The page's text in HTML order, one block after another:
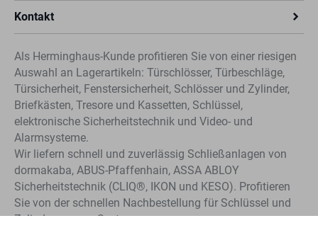
Kontakt
Als Herminghaus-Kunde profitieren Sie von einer riesigen
Auswahl an Lagerartikeln: Türschlösser, Türbeschläge,
Türsicherheit, Fenstersicherheit, Schlösser und Zylinder,
Briefkästen, Tresore und Kassetten, Schlüssel,
elektronische Sicherheitstechnik und Video- und
Alarmsysteme.
Wir liefern schnell und zuverlässig Schließanlagen von
dormakaba, ABUS-Pfaffenhain, ASSA ABLOY
Sicherheitstechnik (CLIQ®, IKON und KESO). Profitieren
Sie von der schnellen Nachbestellung für Schlüssel und
Zylinder unserer Systeme.